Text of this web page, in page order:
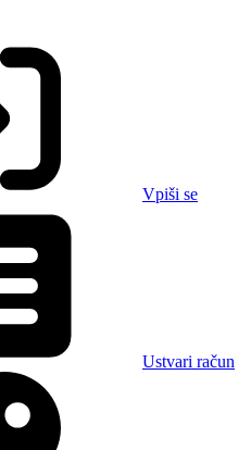
Vpiši se
Ustvari račun